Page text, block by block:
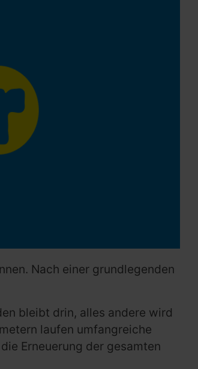
Nach einer grundlegenden
bleibt drin, alles andere wird
laufen umfangreiche
Erneuerung der gesamten